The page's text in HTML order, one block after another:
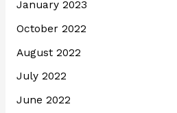
January 2023
October 2022
August 2022
July 2022
June 2022